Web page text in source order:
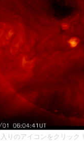
りのアイコンをクリック！